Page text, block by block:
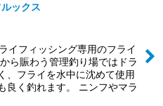
込む
ックス
イフィッシング専用のフライ
ら賑わう管理釣り場ではドラ
、フライを水中に沈めて使用
良く釣れます。 ニンフやマラ